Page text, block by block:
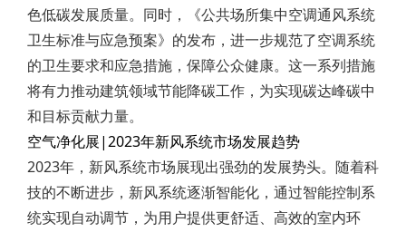
色低碳发展质量。同时，《公共场所集中空调通风系统
卫生标准与应急预案》的发布，进一步规范了空调系统
的卫生要求和应急措施，保障公众健康。这一系列措施
将有力推动建筑领域节能降碳工作，为实现碳达峰碳中
和目标贡献力量。
空气净化展|2023年新风系统市场发展趋势
2023年，新风系统市场展现出强劲的发展势头。随着科
技的不断进步，新风系统逐渐智能化，通过智能控制系
统实现自动调节，为用户提供更舒适、高效的室内环